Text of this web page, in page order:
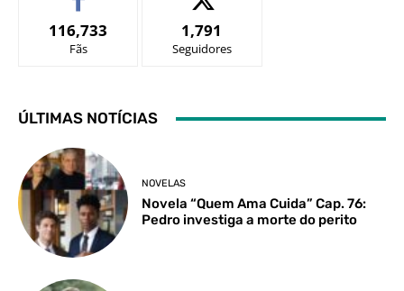
116,733
Fãs
1,791
Seguidores
ÚLTIMAS NOTÍCIAS
NOVELAS
Novela “Quem Ama Cuida” Cap. 76:
Pedro investiga a morte do perito